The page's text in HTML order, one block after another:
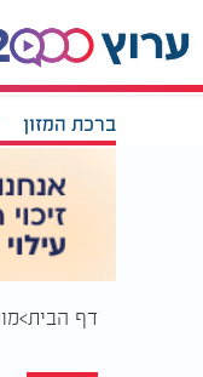
ברכת המזון
דף הבית